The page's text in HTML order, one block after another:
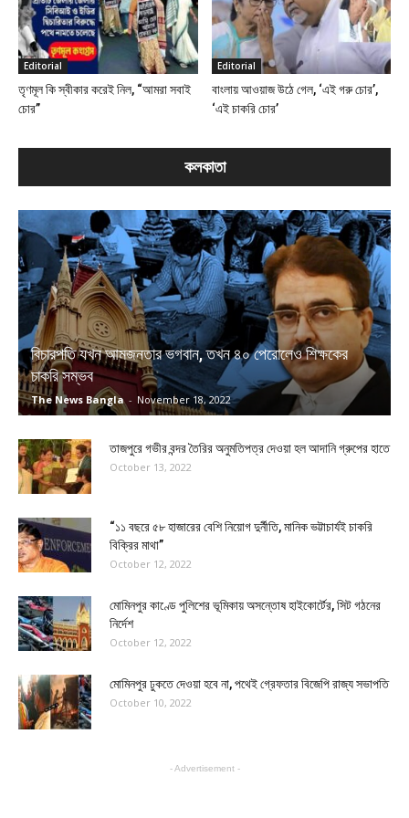
Editorial
তৃণমূল কি স্বীকার করেই নিল, “আমরা সবাই
চোর”
Editorial
বাংলায় আওয়াজ উঠে গেল, ‘এই গরু চোর’,
‘এই চাকরি চোর’
কলকাতা
বিচারপতি যখন আমজনতার ভগবান, তখন ৪০ পেরোলেও শিক্ষকের
চাকরি সম্ভব
The News Bangla - November 18, 2022
তাজপুরে গভীর বন্দর তৈরির অনুমতিপত্র দেওয়া হল আদানি গ্রুপের হাতে
October 13, 2022
“১১ বছরে ৫৮ হাজারের বেশি নিয়োগ দুর্নীতি, মানিক ভট্টাচার্যই চাকরি
বিক্রির মাথা”
October 12, 2022
মোমিনপুর কাণ্ডে পুলিশের ভূমিকায় অসন্তোষ হাইকোর্টের, সিট গঠনের
নির্দেশ
October 12, 2022
মোমিনপুর ঢুকতে দেওয়া হবে না, পথেই গ্রেফতার বিজেপি রাজ্য সভাপতি
October 10, 2022
- Advertisement -